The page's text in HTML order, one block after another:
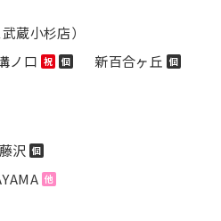
蔵小杉店）
ノ口 祝 個 新百合ヶ丘 個
藤沢 個
他